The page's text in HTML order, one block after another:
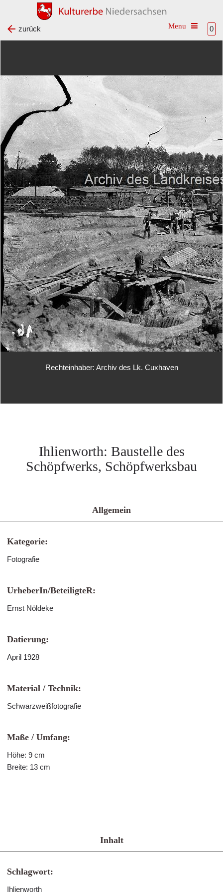
0
Toggle
zurück
Rechteinhaber: Archiv des Lk. Cuxhaven
Ihlienworth: Baustelle des
Schöpfwerks, Schöpfwerksbau
Allgemein
Kategorie:
Fotografie
UrheberIn/BeteiligteR:
Ernst Nöldeke
Datierung:
April 1928
Material / Technik:
Schwarzweißfotografie
Maße / Umfang:
Höhe: 9 cm
Breite: 13 cm
Inhalt
Schlagwort:
Ihlienworth